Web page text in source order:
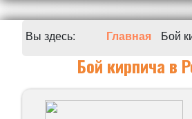
Вы здесь: Главная Бой
Бой кирпича в